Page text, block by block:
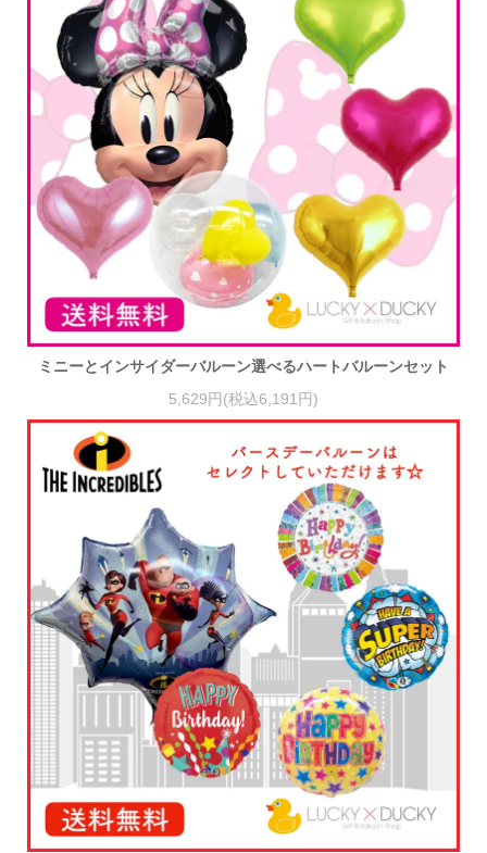
ミニーとインサイダーバルーン選べるハートバルーンセット
5,629円(税込6,191円)